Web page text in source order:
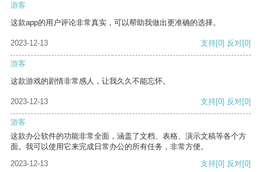
游客
这款app的用户评论非常真实，可以帮助我做出更准确的选择。
2023-12-13 支持[0] 反对[0]
游客
这款游戏的剧情非常感人，让我久久不能忘怀。
2023-12-13 支持[0] 反对[0]
游客
这款办公软件的功能非常全面，涵盖了文档、表格、演示文稿等各个方
面。我可以使用它来完成日常办公的所有任务，非常方便。
2023-12-13
支持[0] 反对[0]